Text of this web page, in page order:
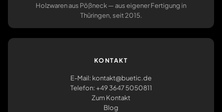
Holzwaren aus Pößneck — aus eigener Fertigung in
Thüringen, seit 2015.
KONTAKT
E-Mail: kontakt@buetic.de
Telefon: +49 3647 5050811
Zum Kontakt
Blog